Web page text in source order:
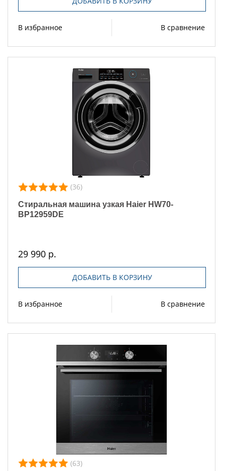
В избранное В сравнение
(36)
Стиральная машина узкая Haier HW70-
BP12959DE
29 990 р.
ДОБАВИТЬ В КОРЗИНУ
В избранное В сравнение
(63)